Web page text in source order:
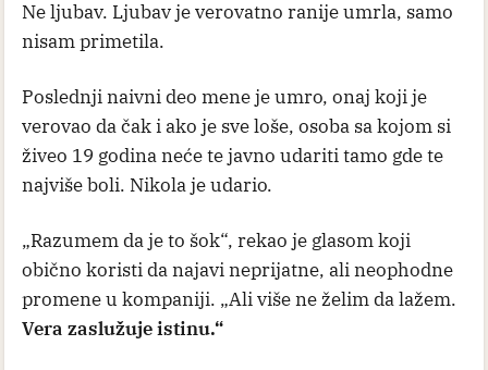
Ne ljubav. Ljubav je verovatno ranije umrla, samo
nisam primetila.
Poslednji naivni deo mene je umro, onaj koji je
verovao da čak i ako je sve loše, osoba sa kojom si
živeo 19 godina neće te javno udariti tamo gde te
najviše boli. Nikola je udario.
„Razumem da je to šok“, rekao je glasom koji
obično koristi da najavi neprijatne, ali neophodne
promene u kompaniji. „Ali više ne želim da lažem.
Vera zaslužuje istinu.“